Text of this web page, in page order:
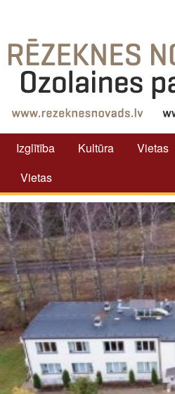
Izglītība Kultūra
Vietas
Vietas